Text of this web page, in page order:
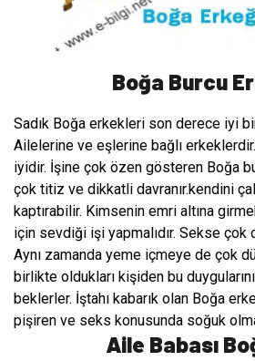
Boğa Burcu
Sadık Boğa erkekleri son derece iyi
Ailelerine ve eşlerine bağlı
iyidir. İşine çok özen gösteren Boğa
çok titiz ve dikkatli davranır.kendini
kaptırabilir. Kimsenin emri altına
için sevdiği işi yapmalıdır. Sekse çok
Aynı zamanda yeme içmeye de çok
birlikte oldukları kişiden bu
beklerler. İştahı kabarık olan Boğa
pişiren ve seks konusunda soğuk
Aile Babası